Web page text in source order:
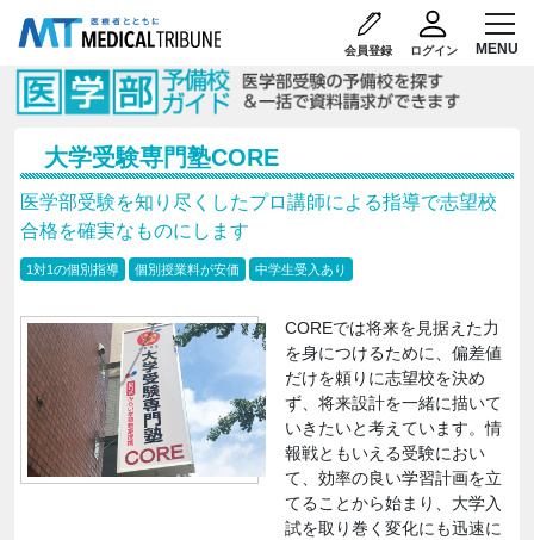
会員登録 ログイン
大学受験専門塾CORE
医学部受験を知り尽くしたプロ講師による指導で志望校
合格を確実なものにします
1対1の個別指導 個別授業料が安価 中学生受入あり
COREでは将来を見据えた力
を身につけるために、偏差値
だけを頼りに志望校を決め
ず、将来設計を一緒に描いて
いきたいと考えています。情
報戦ともいえる受験におい
て、効率の良い学習計画を立
てることから始まり、大学入
試を取り巻く変化にも迅速に